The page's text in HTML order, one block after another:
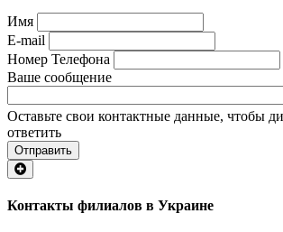
Имя
E-mail
Номер Телефона
Ваше сообщение
Оставьте свои контактные данные, чтобы
ответить
Отправить
Контакты филиалов в Украине